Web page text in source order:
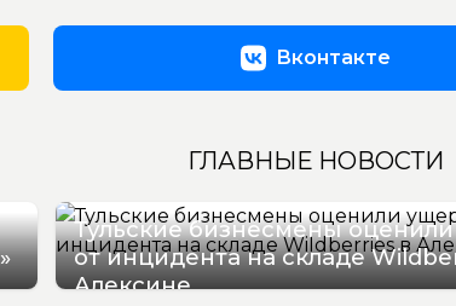
Вконтакте
ГЛАВНЫЕ НОВОСТИ
Тульские бизнесмены
от инцидента на складе
Алексине